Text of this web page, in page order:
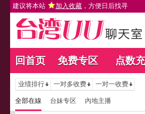
建议将本站 加入收藏 ，方便日后找寻
回首页 免费专区 点数
业绩排行 一对多收费 一对一收费
全部在線 台妹专区 內地主播